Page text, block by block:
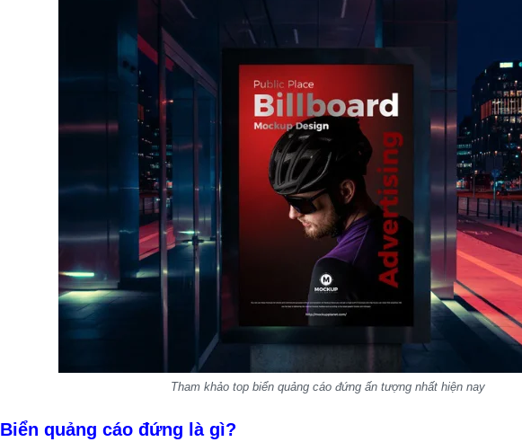
Tham khảo top biển quảng cáo đứng ấn tượng nhất hiện nay
Biển quảng cáo đứng là gì?